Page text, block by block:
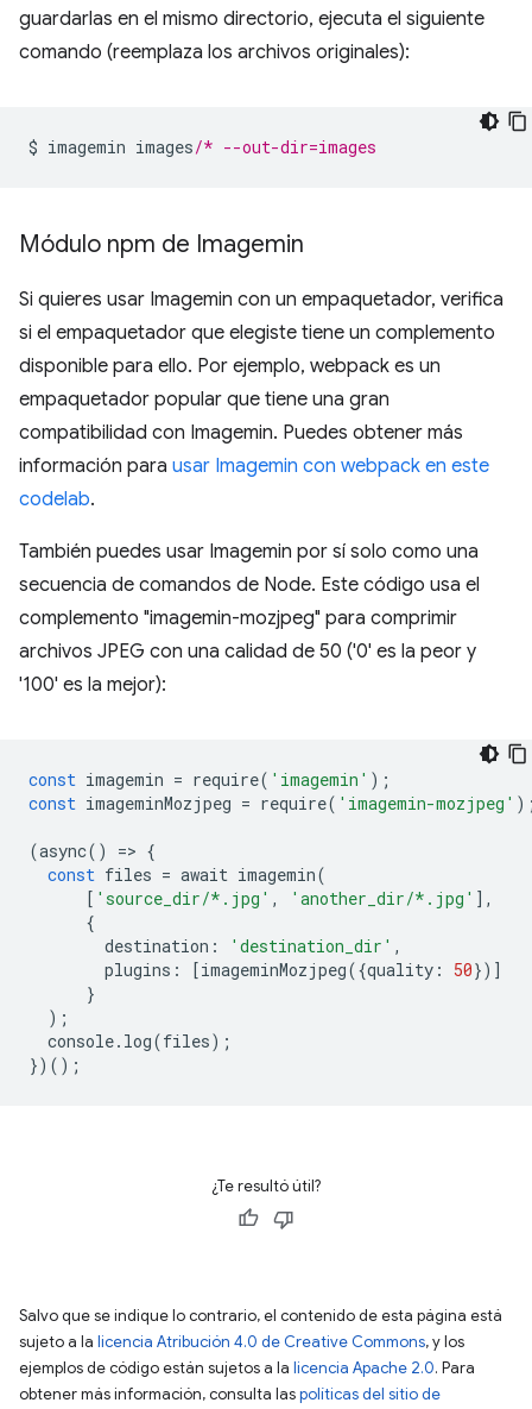
guardarlas en el mismo directorio, ejecuta el siguiente
comando (reemplaza los archivos originales):
$ imagemin images/* --out-dir=images
Módulo npm de Imagemin
Si quieres usar Imagemin con un empaquetador, verifica
si el empaquetador que elegiste tiene un complemento
disponible para ello. Por ejemplo, webpack es un
empaquetador popular que tiene una gran
compatibilidad con Imagemin. Puedes obtener más
información para usar Imagemin con webpack en este
codelab.
También puedes usar Imagemin por sí solo como una
secuencia de comandos de Node. Este código usa el
complemento "imagemin-mozjpeg" para comprimir
archivos JPEG con una calidad de 50 ('0' es la peor y
'100' es la mejor):
const imagemin = require( 'imagemin' );
const imageminMozjpeg = require( 'imagemin-mozjpeg'
(async() => {
const files = await imagemin(
[ 'source_dir/*.jpg' , 'another_dir/*.jpg' ],
{
destination : 'destination_dir' ,
plugins : [imageminMozjpeg({quality : 50})]
}
);
console. log(files);
})();
¿Te resultó útil?
Salvo que se indique lo contrario, el contenido de esta página está
sujeto a la licencia Atribución 4.0 de Creative Commons, y los
ejemplos de código están sujetos a la licencia Apache 2.0. Para
obtener más información, consulta laspolíticas del sitio de